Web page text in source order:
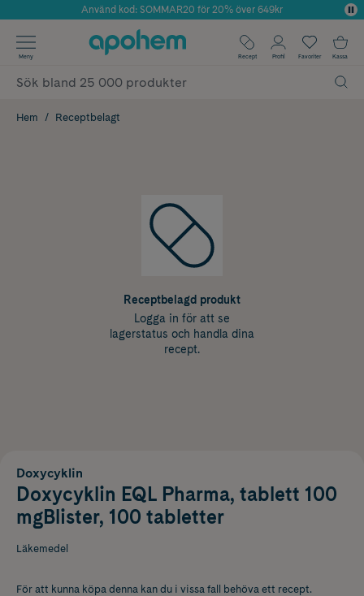
Årets Butik 2025 inom Skönhet
Använd kod: SOMMAR20 för 20% över 649kr
✓ Fri frakt
✓ Poäng på alla köp*
Meny Recept Profil Favoriter Kassa
Hem Receptbelagt
Receptbelagd produkt
Logga in för att se
lagerstatus och handla dina
recept.
Doxycyklin
Doxycyklin EQL Pharma, tablett 100
mgBlister, 100 tabletter
Läkemedel
För att kunna köpa denna kan du i vissa fall behöva ett recept.